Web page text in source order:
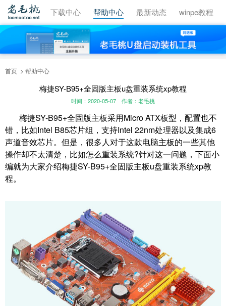
视频教程 下载中心 帮助中心 最新动态 winpe教程
首页 帮助中心
梅捷SY-B95+全固版主板u盘重装系统xp教程
时间：2020-05-07 作者：老毛桃
梅捷SY-B95+全固版主板采用Micro ATX板型，配置也不
错，比如Intel B85芯片组，支持Intel 22nm处理器以及集成6
声道音效芯片。但是，很多人对于这款电脑主板的一些其他
操作却不太清楚，比如怎么重装系统?针对这一问题，下面小
编就为大家介绍梅捷SY-B95+全固版主板u盘重装系统xp教
程。